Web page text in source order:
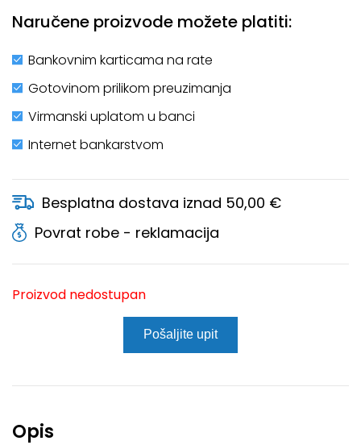
Naručene proizvode možete platiti:
Bankovnim karticama na rate
Gotovinom prilikom preuzimanja
Virmanski uplatom u banci
Internet bankarstvom
Besplatna dostava iznad 50,00 €
Povrat robe - reklamacija
Proizvod nedostupan
Pošaljite upit
Opis